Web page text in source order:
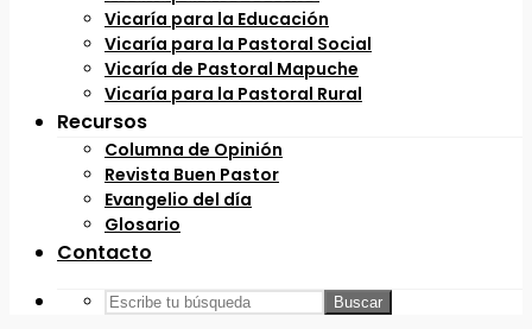
Vicaría para la Educación
Vicaría para la Pastoral Social
Vicaría de Pastoral Mapuche
Vicaría para la Pastoral Rural
Recursos
Columna de Opinión
Revista Buen Pastor
Evangelio del día
Glosario
Contacto
Buscar